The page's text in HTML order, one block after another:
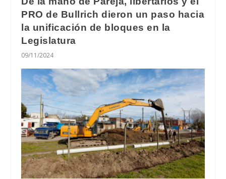
PRO de Bullrich dieron un paso hacia
la unificación de bloques en la
Legislatura
09/11/2024